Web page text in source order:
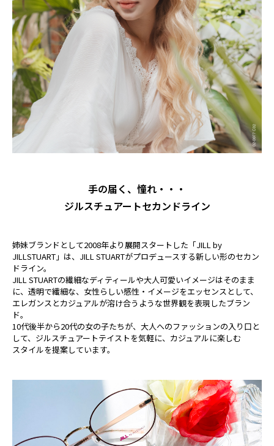
手の届く、憧れ・・・
ジルスチュアートセカンドライン
姉妹ブランドとして2008年より展開スタートした「JILL by
JILLSTUART」は、JILL STUARTがプロデュースする新しい形のセカン
ドライン。
JILL STUARTの繊細なディティールや大人可愛いイメージはそのまま
に、透明で繊細な、女性らしい感性・イメージをエッセンスとして、
エレガンスとカジュアルが溶け合うような世界観を表現したブラン
ド。
10代後半から20代の女の子たちが、大人へのファッションの入り口と
して、ジルスチュアートテイストを気軽に、カジュアルに楽しむ
スタイルを提案しています。